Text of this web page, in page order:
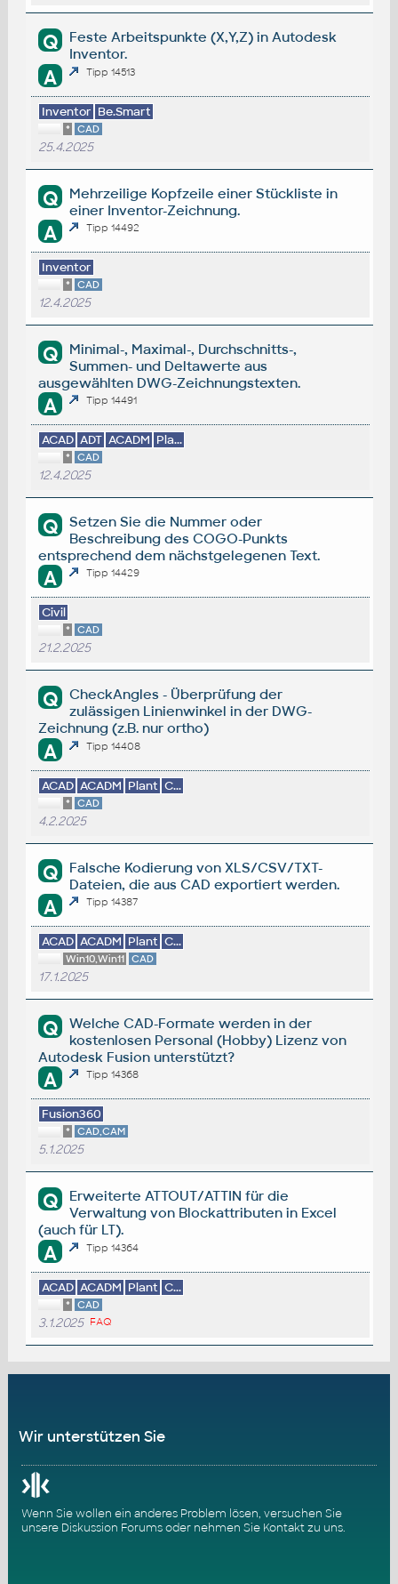
Q
Feste Arbeitspunkte (X,Y,Z) in Autodesk
Inventor.
A Tipp 14513
Inventor Be.Smart
* CAD
25.4.2025
Q
Mehrzeilige Kopfzeile einer Stückliste in
einer Inventor-Zeichnung.
A Tipp 14492
Inventor
* CAD
12.4.2025
Q
Minimal-, Maximal-, Durchschnitts-,
Summen- und Deltawerte aus
ausgewählten DWG-Zeichnungstexten.
A Tipp 14491
ACAD ADT ACADM Pla...
* CAD
12.4.2025
Q
Setzen Sie die Nummer oder
Beschreibung des COGO-Punkts
entsprechend dem nächstgelegenen Text.
A Tipp 14429
Civil
* CAD
21.2.2025
Q
CheckAngles - Überprüfung der
zulässigen Linienwinkel in der DWG-
Zeichnung (z.B. nur ortho)
A Tipp 14408
ACAD ACADM Plant C...
* CAD
4.2.2025
Q
Falsche Kodierung von XLS/CSV/TXT-
Dateien, die aus CAD exportiert werden.
A Tipp 14387
ACAD ACADM Plant C...
Win10,Win11 CAD
17.1.2025
Q
Welche CAD-Formate werden in der
kostenlosen Personal (Hobby) Lizenz von
Autodesk Fusion unterstützt?
A Tipp 14368
Fusion360
* CAD,CAM
5.1.2025
Q
Erweiterte ATTOUT/ATTIN für die
Verwaltung von Blockattributen in Excel
(auch für LT).
A Tipp 14364
ACAD ACADM Plant C...
* CAD
3.1.2025 FAQ
Wir unterstützen Sie
Wenn Sie wollen ein anderes Problem lösen, versuchen Sie
unsere Diskussion Forumsoder nehmen Sie Kontakt zu uns.